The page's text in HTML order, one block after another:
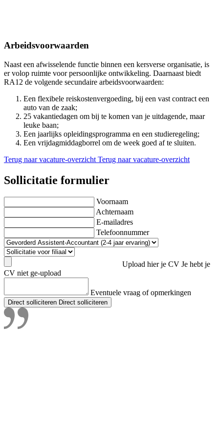
Arbeidsvoorwaarden
Naast een afwisselende functie binnen een kersverse organisatie, is
er volop ruimte voor persoonlijke ontwikkeling. Daarnaast biedt
RA12 de volgende secundaire arbeidsvoorwaarden:
Een flexibele reiskostenvergoeding, bij een vast contract een
auto van de zaak;
25 vakantiedagen om bij te komen van je uitdagende, maar
leuke baan;
Een jaarlijks opleidingsprogramma en een studieregeling;
Een vrijdagmiddagborrel om de week goed af te sluiten.
Terug naar vacature-overzicht Terug naar vacature-overzicht
Sollicitatie formulier
Voornaam
Achternaam
E-mailadres
Telefoonnummer
Upload hier je CV Je hebt je
CV niet ge-upload
Eventuele vraag of opmerkingen
Direct solliciteren Direct solliciteren